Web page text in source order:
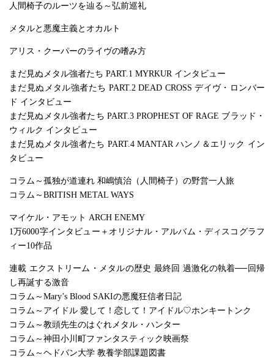
人間椅子のルーツを辿る～弘前巡礼
メタルと悪魔主義とオカルト
アリス・クーパーのライヴの嗜み方
まだ見ぬメタル強者たち PART.1 MYRKUR インタビュー
まだ見ぬメタル強者たち PART.2 DEAD CROSS デイヴ・ロンバー
ド インタビュー
まだ見ぬメタル強者たち PART.3 PROPHEST OF RAGE ブラッド・
ウィルク インタビュー
まだ見ぬメタル強者たち PART.4 MANTAR ハンノ＆エリック イン
タビュー
コラム～孤独が道連れ 和嶋慎治（人間椅子）の野営一人旅
コラム～BRITISH METAL WAYS
マイケル・アモット ARCH ENEMY
1万6000字インタビュー＋オリジナル・アルバム・ディスコグラフ
ィー10作品
連載 エクストリーム・メタルの歴史 最終回 過激化の執着──回帰
し再誕する激音
コラム～Mary’s Blood SAKIの悪魔狂信者日記
コラム～アイドル 愛して！恋して！アイドル♡ホンキートンク
コラム～教頭先生のはぐれメタル・ハンター
コラム～神田小川町ファンタスティック映画祭
コラム～ヘドバン大学 教養学部課題図書